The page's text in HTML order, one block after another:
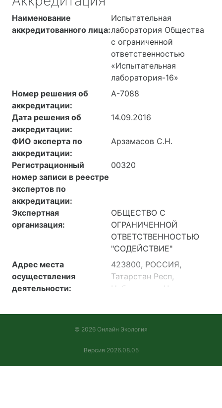
Наименование
аккредитованного лица:
Испытательная
лаборатория Общества
с ограниченной
ответственностью
«Испытательная
лаборатория-16»
Номер решения об
аккредитации:
А-7088
Дата решения об
аккредитации:
14.09.2016
ФИО эксперта по
аккредитации:
Арзамасов С.Н.
Регистрационный
номер записи в реестре
экспертов по
аккредитации:
00320
Экспертная
организация:
ОБЩЕСТВО С
ОГРАНИЧЕННОЙ
ОТВЕТСТВЕННОСТЬЮ
"СОДЕЙСТВИЕ"
Адрес места
осуществления
деятельности:
423800, РОССИЯ,
Татарстан Респ,
Набережные Челны г,
252А/1, часть
терминал I очередь),
© 2026 Онлайн Экология
Версия 2026.08.05